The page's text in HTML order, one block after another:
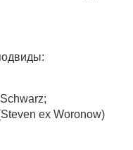
ex Woronow)